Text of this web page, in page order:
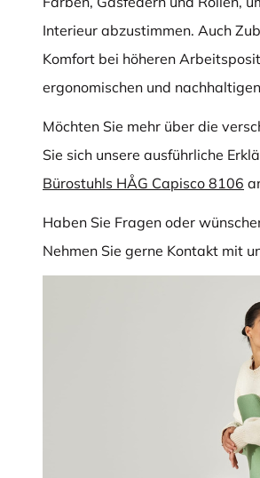
Interieur abzustimmen. Auch
Komfort bei höheren
ergonomischen und
Möchten Sie mehr über die
Sie sich unsere ausführliche
Bürostuhls HÅG Capisco 8106
Haben Sie Fragen oder
Nehmen Sie gerne Kontakt mit